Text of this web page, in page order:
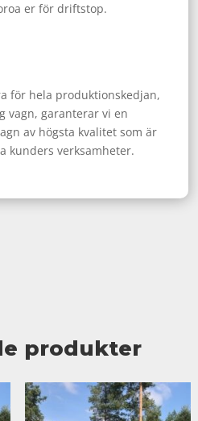
er för driftstop.
för hela produktionskedjan,
vagn, garanterar vi en
av högsta kvalitet som är
kunders verksamheter.
produkter